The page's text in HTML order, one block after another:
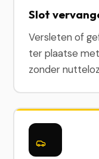
Slot
Versleten of
ter plaatse
zonder